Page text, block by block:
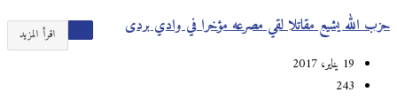
اقرأ المزيد حزب الله يشيع مقاتلا لقي مصرعه مؤخرا في وادي بردى
19 يناير، 2017
243